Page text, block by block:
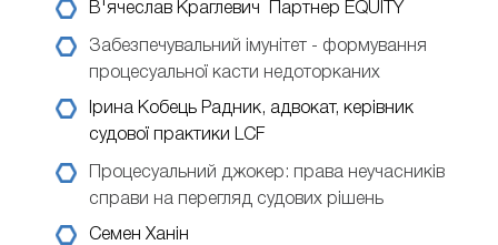
В'ячеслав Краглевич Партнер EQUITY
Забезпечувальний імунітет - формування
процесуальної касти недоторканих
Ірина Кобець Радник, адвокат, керівник
судової практики LCF
Процесуальний джокер: права неучасників
справи на перегляд судових рішень
Семен Ханін